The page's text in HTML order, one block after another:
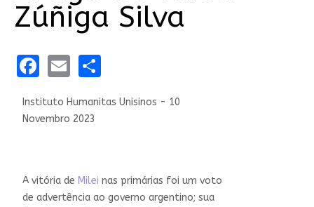
Zúñiga Silva
Facebook
EmailShare
Instituto Humanitas Unisinos - 10
Novembro 2023
A vitória de Milei nas primárias foi um voto
de advertência ao governo argentino; sua